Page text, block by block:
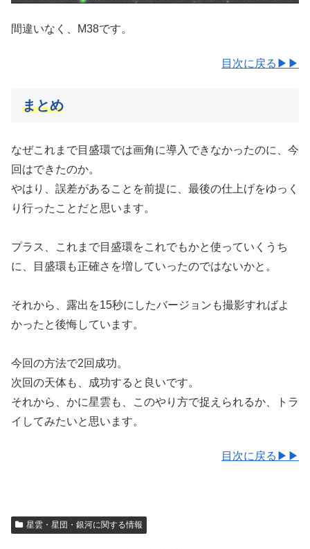
間違いなく、M38です。
目次に戻る▶▶
まとめ
なぜこれまで目盛環では画角に導入できなかったのに、今
回はできたのか。
やはり、誤差があることを前提に、最後の仕上げをゆっく
り行ったことだと思います。
プラス、これまで目盛環をこれでもかと使っていくうち
に、目盛環も正確さを増していったのではないかと。
それから、露出を15秒にしたバージョンも撮影すればよ
かったと後悔しています。
今回の方法で2回成功。
次回の天体も、成功すると良いです。
それから、かに星雲も、このやり方で捉えられるか、トラ
イしてみたいと思います。
目次に戻る▶▶
星雲・星団・銀河に関する情報